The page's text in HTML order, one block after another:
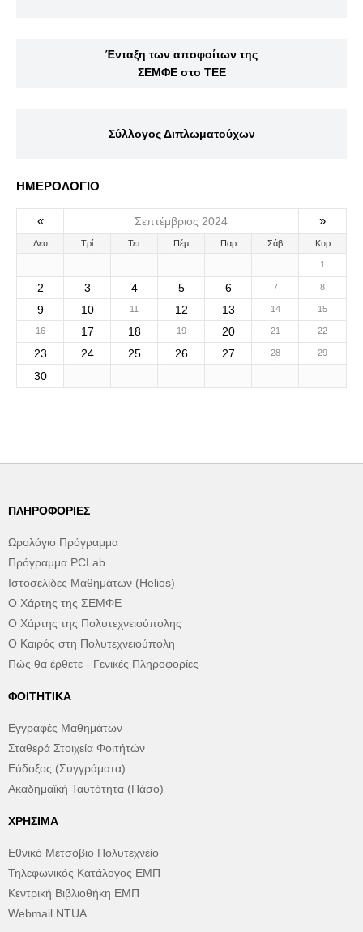
Ένταξη των αποφοίτων της
ΣΕΜΦΕ στο ΤΕΕ
Σύλλογος Διπλωματούχων
ΗΜΕΡΟΛΟΓΙΟ
« Σεπτέμβριος 2024 »
Δευ Τρί Τετ Πέμ Παρ Σάβ Κυρ
1
2 3 4 5 6 7 8
9 10 11 12 13 14 15
16 17 18 19 20 21 22
23 24 25 26 27 28 29
30
ΠΛΗΡΟΦΟΡΊΕΣ
Ωρολόγιο Πρόγραμμα
Πρόγραμμα PCLab
Ιστοσελίδες Μαθημάτων (Helios)
Ο Χάρτης της ΣΕΜΦΕ
Ο Χάρτης της Πολυτεχνειούπολης
Ο Καιρός στη Πολυτεχνειούπολη
Πώς θα έρθετε - Γενικές Πληροφορίες
ΦΟΙΤΗΤΙΚΆ
Εγγραφές Μαθημάτων
Σταθερά Στοιχεία Φοιτήτών
Εύδοξος (Συγγράματα)
Ακαδημαϊκή Ταυτότητα (Πάσο)
ΧΡΉΣΙΜΑ
Εθνικό Μετσόβιο Πολυτεχνείο
Τηλεφωνικός Κατάλογος ΕΜΠ
Κεντρική Βιβλιοθήκη ΕΜΠ
Webmail NTUA